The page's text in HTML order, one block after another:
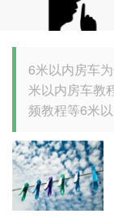
6米以内房车
米以内房车教
频教程等6米